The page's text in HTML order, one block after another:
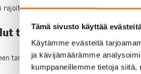
Tämä sivusto käyttää
Käytämme evästeitä
ja kävijämäärämme
kumppaneillemme tietoja
rajoitu pelkästään pihoihin. Sitä voidaan
tarvitaan kivituhkan
tarvitaan muutamia perusvälineitä,